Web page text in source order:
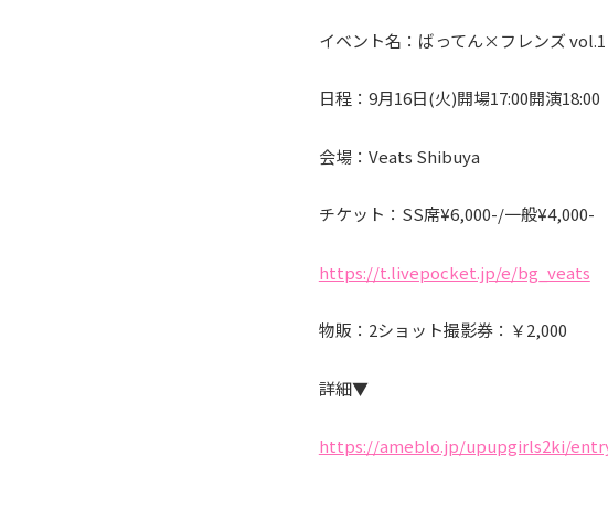
イベント名：ばってん×フレンズ vol.1
日程：9月16日(火)開場17:00開演18:00
会場：Veats Shibuya
チケット：SS席¥6,000-/一般¥4,000-
https://t.livepocket.jp/e/bg_veats
物販：2ショット撮影券：￥2,000
詳細▼
https://ameblo.jp/upupgirls2ki/